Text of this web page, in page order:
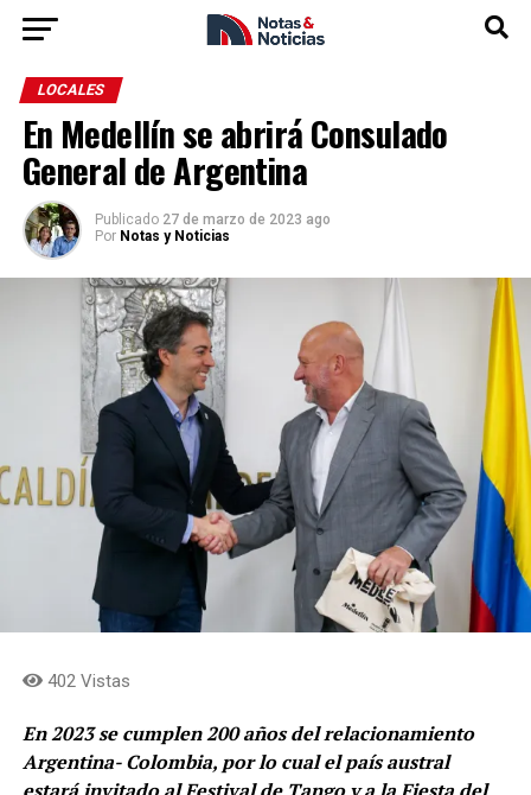
LOCALES
En Medellín se abrirá Consulado
General de Argentina
Publicado 27 de marzo de 2023 ago
Por Notas y Noticias
402 Vistas
En 2023 se cumplen 200 años del relacionamiento
Argentina- Colombia, por lo cual el país austral